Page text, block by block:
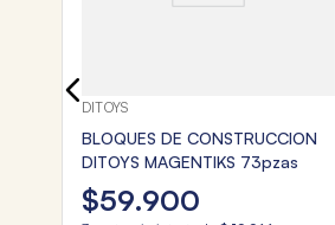
DITOYS
BLOQUES DE CONSTRUCCION
DITOYS MAGENTIKS 73pzas
$59.900